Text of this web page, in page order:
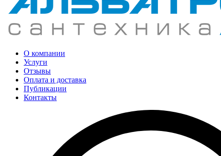
О компании
Услуги
Отзывы
Оплата и доставка
Публикации
Контакты